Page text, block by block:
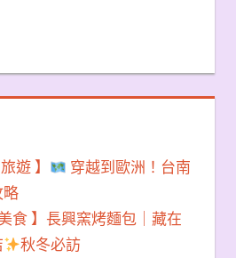
遊 】
穿越到歐洲！台南
食 】長興窯烤麵包｜藏在
秋冬必訪